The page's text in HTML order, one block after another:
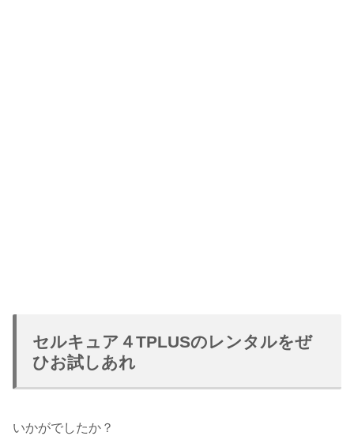
セルキュア４TPLUSのレンタルをぜ
ひお試しあれ
いかがでしたか？